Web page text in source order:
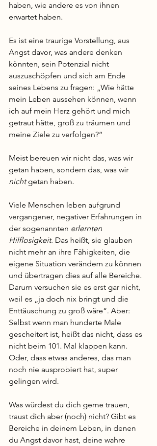
haben, wie andere es von ihnen
erwartet haben.
Es ist eine traurige Vorstellung, aus
Angst davor, was andere denken
könnten, sein Potenzial nicht
auszuschöpfen und sich am Ende
seines Lebens zu fragen: „Wie hätte
mein Leben aussehen können, wenn
ich auf mein Herz gehört und mich
getraut hätte, groß zu träumen und
meine Ziele zu verfolgen?“
Meist bereuen wir nicht das, was wir
getan haben, sondern das, was wir
nicht getan haben.
Viele Menschen leben aufgrund
vergangener, negativer Erfahrungen in
der sogenannten erlernten
Hilflosigkeit. Das heißt, sie glauben
nicht mehr an ihre Fähigkeiten, die
eigene Situation verändern zu können
und übertragen dies auf alle Bereiche.
Darum versuchen sie es erst gar nicht,
weil es „ja doch nix bringt und die
Enttäuschung zu groß wäre“. Aber:
Selbst wenn man hunderte Male
gescheitert ist, heißt das nicht, dass es
nicht beim 101. Mal klappen kann.
Oder, dass etwas anderes, das man
noch nie ausprobiert hat, super
gelingen wird.
Was würdest du dich gerne trauen,
traust dich aber (noch) nicht? Gibt es
Bereiche in deinem Leben, in denen
du Angst davor hast, deine wahre